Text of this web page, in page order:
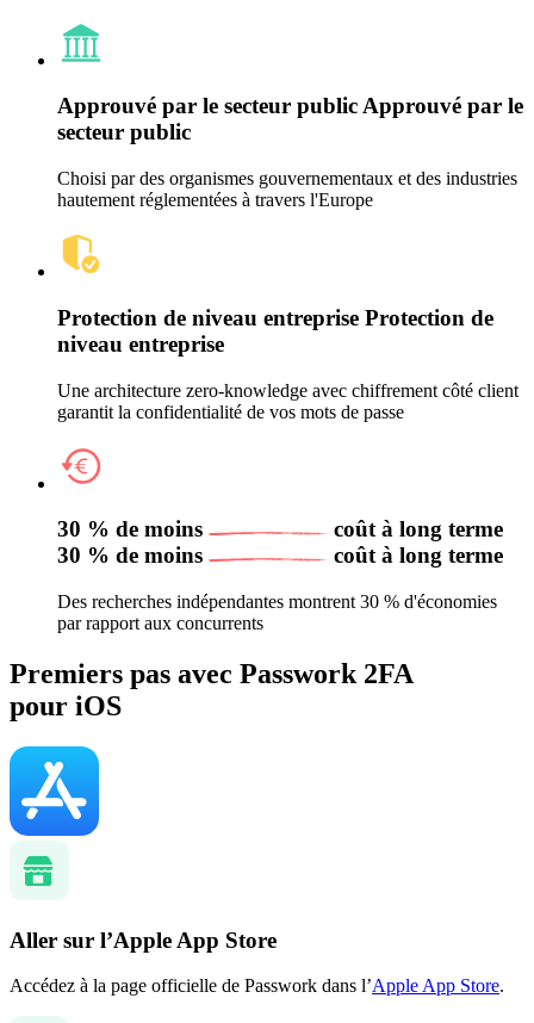
Approuvé par le secteur publicApprouvé par le
secteur public
Choisi par des organismes gouvernementaux et des industries
hautement réglementées à travers l'Europe
Protection de niveau entreprise Protection de
niveau entreprise
Une architecture zero-knowledge avec chiffrement côté client
garantit la confidentialité de vos mots de passe
30 % de moins
coût à long terme
30 % de moins
coût à long terme
Des recherches indépendantes montrent 30 % d'économies
par rapport aux concurrents
Premiers pas avec Passwork 2FA
pour iOS
Aller sur l’Apple App Store
Accédez à la page officielle de Passwork dans l’Apple App Store.